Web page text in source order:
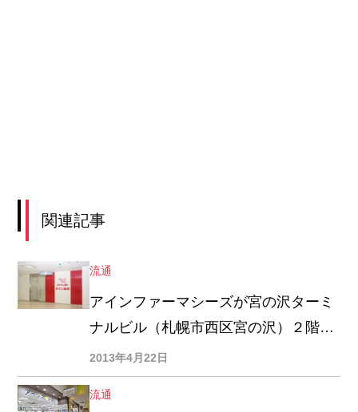
関連記事
流通
アインファーマシーズが宮の沢ターミ
ナルビル（札幌市西区宮の沢）２階で
『医療モール・ビレッジ型調剤薬局』
を展開
2013年4月22日
流通